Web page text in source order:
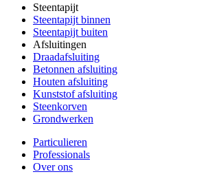
Steentapijt
Steentapijt binnen
Steentapijt buiten
Afsluitingen
Draadafsluiting
Betonnen afsluiting
Houten afsluiting
Kunststof afsluiting
Steenkorven
Grondwerken
Particulieren
Professionals
Over ons